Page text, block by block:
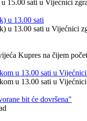
15.00 sati u Vijećnici
u 13.00 sati
u 13.00 sati u Vijećnici
Kupres na čijem
u 13.00 sati u
u 13.00 sati u
bit će dovršena"